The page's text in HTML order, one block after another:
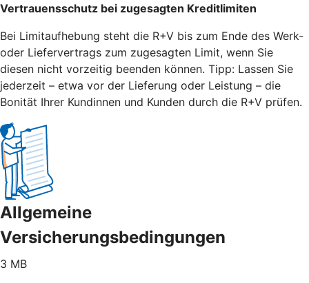
Vertrauensschutz bei zugesagten Kreditlimiten
Bei Limitaufhebung steht die R+V bis zum Ende des Werk-
oder Liefervertrags zum zugesagten Limit, wenn Sie
diesen nicht vorzeitig beenden können. Tipp: Lassen Sie
jederzeit – etwa vor der Lieferung oder Leistung – die
Bonität Ihrer Kundinnen und Kunden durch die R+V prüfen.
Allgemeine
Versicherungsbedingungen
3 MB